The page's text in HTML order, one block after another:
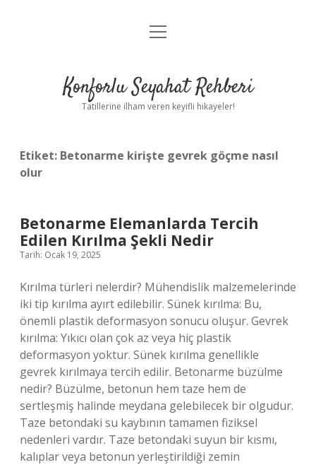
Anasayfa
Yasal Uyarı
menüyü
Konforlu Seyahat Rehberi
Tatillerine ilham veren keyifli hikayeler!
Etiket: Betonarme kirişte gevrek göçme nasıl
olur
Betonarme Elemanlarda Tercih
Edilen Kırılma Şekli Nedir
Tarih: Ocak 19, 2025
Kırılma türleri nelerdir? Mühendislik malzemelerinde
iki tip kırılma ayırt edilebilir. Sünek kırılma: Bu,
önemli plastik deformasyon sonucu oluşur. Gevrek
kırılma: Yıkıcı olan çok az veya hiç plastik
deformasyon yoktur. Sünek kırılma genellikle
gevrek kırılmaya tercih edilir. Betonarme büzülme
nedir? Büzülme, betonun hem taze hem de
sertleşmiş halinde meydana gelebilecek bir olgudur.
Taze betondaki su kaybının tamamen fiziksel
nedenleri vardır. Taze betondaki suyun bir kısmı,
kalıplar veya betonun yerleştirildiği zemin